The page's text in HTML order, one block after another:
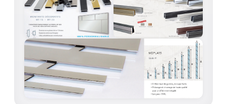
LES CHARNIÈRES DE PORTE EN VERRE
BOUTONS ET POIGNÉES
BARRES DE STABILISATION
JOINTS D'ÉTANCHÉITÉS
FIXATION GARDES CORPS